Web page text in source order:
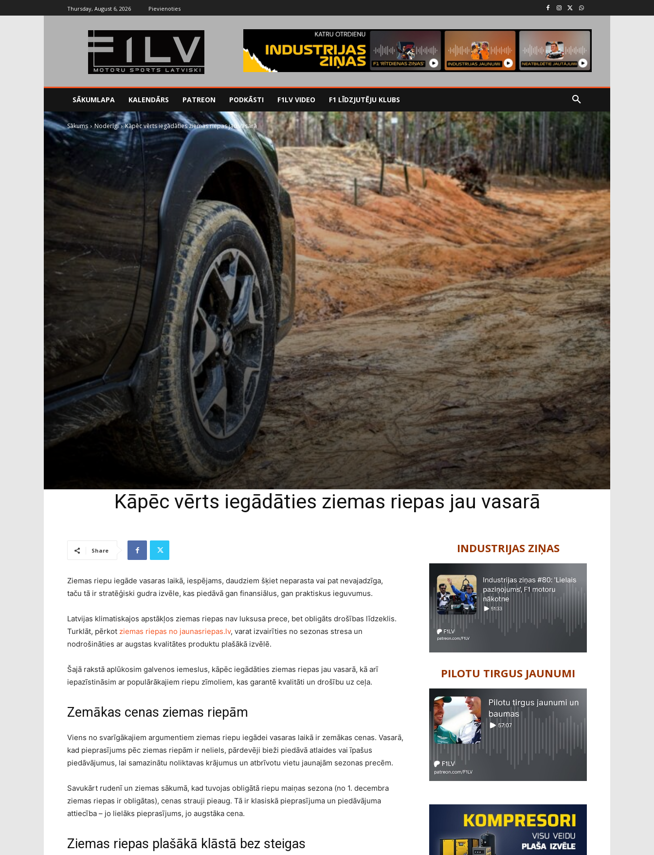
Thursday, August 6, 2026 Pievienoties
SĀKUMLAPA KALENDĀRS PATREON PODKĀSTI F1LV VIDEO F1 LĪDZJUTĒJU KLUBS
Sākums Noderīgi Kāpēc vērts iegādāties ziemas riepas jau vasarā
Kāpēc vērts iegādāties ziemas riepas jau vasarā
Share
Ziemas riepu iegāde vasaras laikā, iespējams, daudziem šķiet neparasta vai pat nevajadzīga,
taču tā ir stratēģiski gudra izvēle, kas piedāvā gan finansiālus, gan praktiskus ieguvumus.
Latvijas klimatiskajos apstākļos ziemas riepas nav luksusa prece, bet obligāts drošības līdzeklis.
Turklāt, pērkot ziemas riepas no jaunasriepas.lv, varat izvairīties no sezonas stresa un
nodrošināties ar augstas kvalitātes produktu plašākā izvēlē.
Šajā rakstā aplūkosim galvenos iemeslus, kāpēc iegādāties ziemas riepas jau vasarā, kā arī
iepazīstināsim ar populārākajiem riepu zīmoliem, kas garantē kvalitāti un drošību uz ceļa.
Zemākas cenas ziemas riepām
Viens no svarīgākajiem argumentiem ziemas riepu iegādei vasaras laikā ir zemākas cenas. Vasarā,
kad pieprasījums pēc ziemas riepām ir neliels, pārdevēji bieži piedāvā atlaides vai īpašus
piedāvājumus, lai samazinātu noliktavas krājumus un atbrīvotu vietu jaunajām sezonas precēm.
Savukārt rudenī un ziemas sākumā, kad tuvojas obligātā riepu maiņas sezona (no 1. decembra
ziemas riepas ir obligātas), cenas strauji pieaug. Tā ir klasiskā pieprasījuma un piedāvājuma
attiecība – jo lielāks pieprasījums, jo augstāka cena.
Ziemas riepas plašākā klāstā bez steigas
INDUSTRIJAS ZIŅAS
PILOTU TIRGUS JAUNUMI